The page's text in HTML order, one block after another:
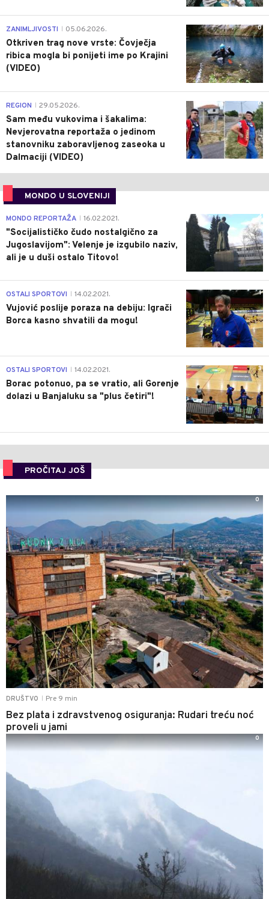
0
ZANIMLJIVOSTI 05.06.2026.
Otkriven trag nove vrste: Čovječja
ribica mogla bi ponijeti ime po Krajini
(VIDEO)
0
REGION 29.05.2026.
Sam među vukovima i šakalima:
Nevjerovatna reportaža o jedinom
stanovniku zaboravljenog zaseoka u
Dalmaciji (VIDEO)
MONDO U SLOVENIJI
4
MONDO REPORTAŽA 16.02.2021.
"Socijalističko čudo nostalgično za
Jugoslavijom": Velenje je izgubilo naziv,
ali je u duši ostalo Titovo!
1
OSTALI SPORTOVI 14.02.2021.
Vujović poslije poraza na debiju: Igrači
Borca kasno shvatili da mogu!
3
OSTALI SPORTOVI 14.02.2021.
Borac potonuo, pa se vratio, ali Gorenje
dolazi u Banjaluku sa "plus četiri"!
PROČITAJ JOŠ
DRUŠTVO Pre 9 min
Bez plata i zdravstvenog osiguranja: Rudari treću noć
proveli u jami
0
0